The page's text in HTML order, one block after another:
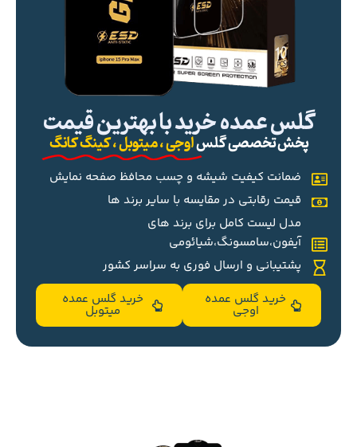
گلس عمده خرید با بهترین قیمت
پخش تخصصی گلساوجی ، میتوبل ، کینگ کانگ
ضمانت کیفیت شیشه و چسب محافظ صفحه نمایش
قیمت رقابتی در مقایسه با سایر برند ها
مدل لیست کامل برای برند های
آیفون،سامسونگ،شیائومی
پشتیبانی و ارسال فوری به سراسر کشور
خرید گلس عمده
اوجی
خرید گلس عمده
میتوبل